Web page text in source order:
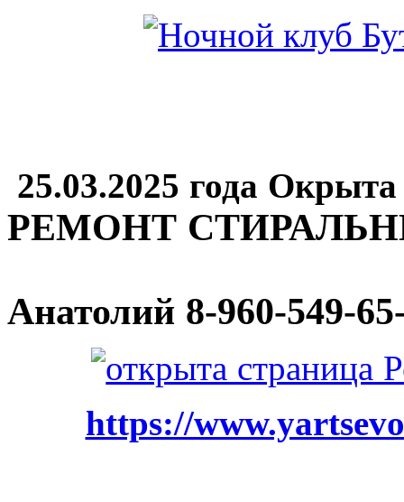
25.03.2025 года
РЕМОНТ
Анатолий 8-960-549-
https://